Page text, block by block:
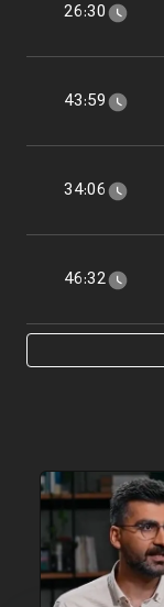
26:30
43:59
34:06
46:32